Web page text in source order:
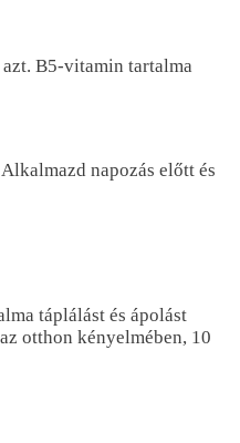
B5-vitamin tartalma
napozás előtt és
táplálást és ápolást
otthon kényelmében, 10